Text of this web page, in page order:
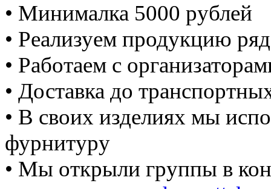
• Минималка 5000 рублей
• Реализуем продукцию
• Работаем с
• Доставка до
• В своих изделиях мы
фурнитуру
• Мы открыли группы в